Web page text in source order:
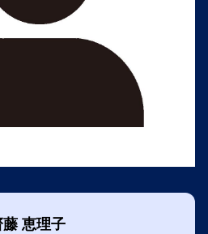
恵理子